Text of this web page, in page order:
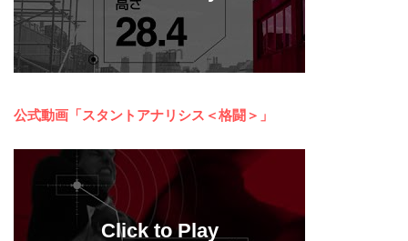
公式動画「スタントアナリシス＜格闘＞」